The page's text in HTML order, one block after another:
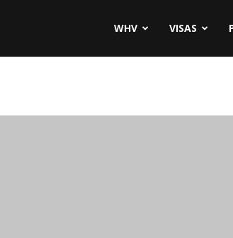
WHV VISAS